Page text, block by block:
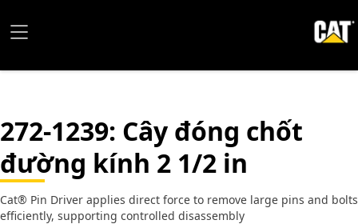
272-1239: Cây đóng chốt
đường kính 2 1/2 in
Cat® Pin Driver applies direct force to remove large pins and bolts
efficiently, supporting controlled disassembly